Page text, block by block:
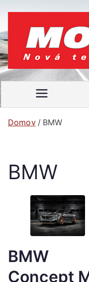
obsah
Domov BMW
BMW
BMW
Concept